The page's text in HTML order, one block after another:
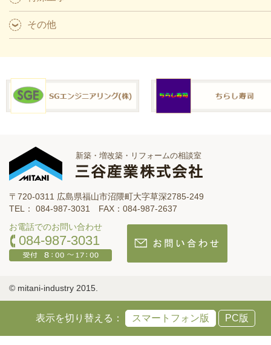
その他
新築・増改築・リフォームの相談室
〒720-0311 広島県福山市沼隈町大字草深2785-249
TEL： 084-987-3031 FAX：084-987-2637
お電話でのお問い合わせ
084-987-3031
© mitani-industry 2015.
表示を切り替える： スマートフォン版 PC版